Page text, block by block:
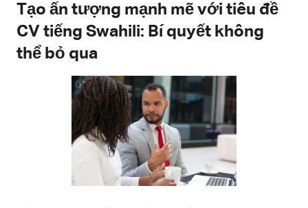
Tạo ấn tượng mạnh mẽ với tiêu đề
CV tiếng Swahili: Bí quyết không
thể bỏ qua